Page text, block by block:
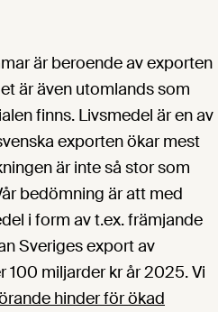
är beroende av exporten
är även utomlands som
finns. Livsmedel är en av
exporten ökar mest
är inte så stor som
bedömning är att med
i form av t.ex. främjande
Sveriges export av
100 miljarder kr år 2025. Vi
hinder för ökad